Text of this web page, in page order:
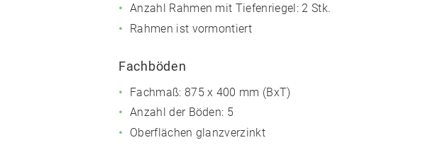
Anzahl Rahmen mit Tiefenriegel: 2 Stk.
Rahmen ist vormontiert
Fachböden
Fachmaß: 875 x 400 mm (BxT)
Anzahl der Böden: 5
Oberflächen glanzverzinkt